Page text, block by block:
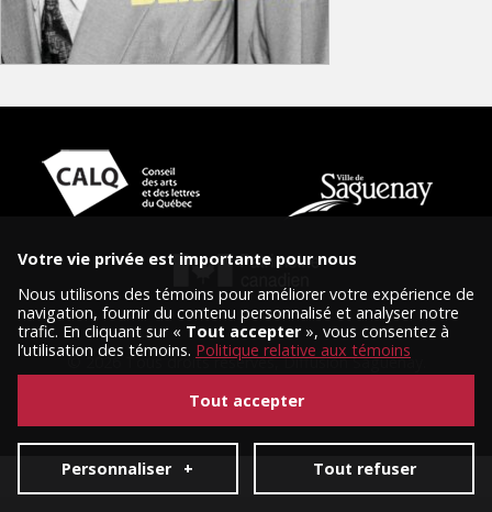
© 2026 Tous droits réservés, Diffusion Saguenay.
Conception et réalisation :Nubee|Mes préférences cookies
Votre vie privée est importante pour nous
Nous utilisons des témoins pour améliorer votre expérience de
navigation, fournir du contenu personnalisé et analyser notre
trafic. En cliquant sur « Tout accepter», vous consentez à
l’utilisation des témoins. Politique relative aux témoins
Personnaliser + Tout refuser
Tout accepter